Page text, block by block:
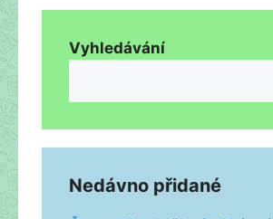
Vyhledávání
Nedávno přidané